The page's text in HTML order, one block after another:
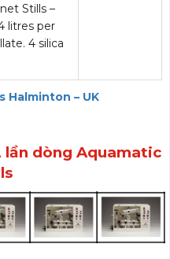
Stills –
litres per
4 silica
Halminton – UK
lần dòng Aquamatic